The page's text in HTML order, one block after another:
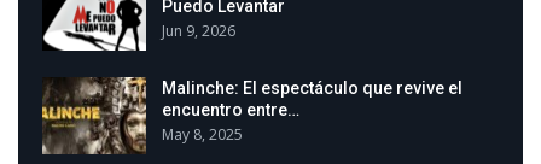
Puedo Levantar
Jun 9, 2026
Malinche: El espectáculo que revive el
encuentro entre…
May 8, 2025